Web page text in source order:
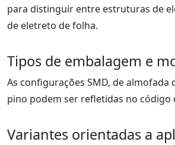
para distinguir entre estruturas de
de eletreto de folha.
Tipos de embalagem e
As configurações SMD, de almofada
pino podem ser refletidas no código
Variantes orientadas a